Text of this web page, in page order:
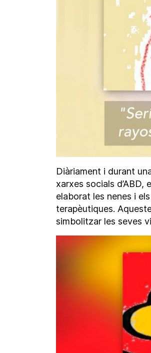
Diàriament i durant
xarxes socials
elaborat les nenes i
terapèutiques.
simbolitzar les seves